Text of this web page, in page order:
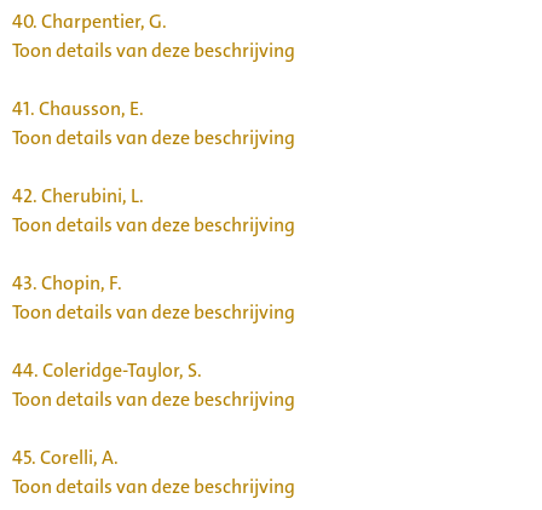
40.Charpentier, G.
Toon details van deze beschrijving
41.Chausson, E.
Toon details van deze beschrijving
42.Cherubini, L.
Toon details van deze beschrijving
43.Chopin, F.
Toon details van deze beschrijving
44.Coleridge-Taylor, S.
Toon details van deze beschrijving
45.Corelli, A.
Toon details van deze beschrijving